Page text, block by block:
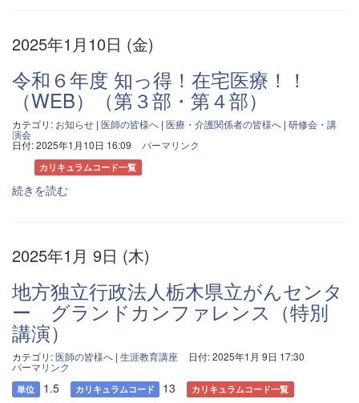
2025年1月10日 (金)
令和６年度 知っ得！在宅医療！！
（WEB）（第３部・第４部）
カテゴリ: お知らせ | 医師の皆様へ | 医療・介護関係者の皆様へ | 研修会・講
演会
日付: 2025年1月10日 16:09 パーマリンク
カリキュラムコード一覧
続きを読む
2025年1月 9日 (木)
地方独立行政法人栃木県立がんセンタ
ー グランドカンファレンス（特別
講演）
カテゴリ:医師の皆様へ | 生涯教育講座 日付: 2025年1月 9日 17:30
パーマリンク
単位 1.5 カリキュラムコード 13 カリキュラムコード一覧